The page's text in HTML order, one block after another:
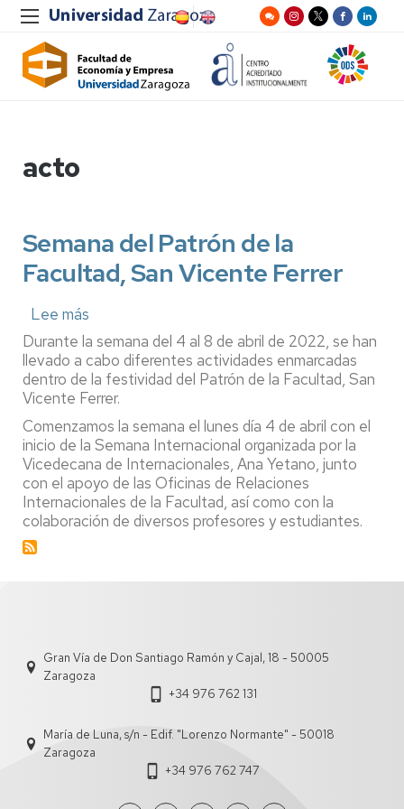
acto
Semana del Patrón de la
Facultad, San Vicente Ferrer
Lee más
del
Patrón
de
la
Facultad,
San
Vicente
Ferrer
Durante la semana del 4 al 8 de abril de 2022, se han
llevado a cabo diferentes actividades enmarcadas
dentro de la festividad del Patrón de la Facultad, San
Vicente Ferrer.
Comenzamos la semana el lunes día 4 de abril con el
inicio de la Semana Internacional organizada por la
Vicedecana de Internacionales, Ana Yetano, junto
con el apoyo de las Oficinas de Relaciones
Internacionales de la Facultad, así como con la
colaboración de diversos profesores y estudiantes.
Gran Vía de Don Santiago Ramón y Cajal, 18 - 50005
Zaragoza
+34 976 762 131
María de Luna, s/n - Edif. "Lorenzo Normante" - 50018
Zaragoza
+34 976 762 747